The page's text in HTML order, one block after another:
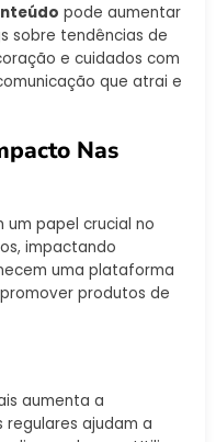
pode aumentar
sobre tendências de
e cuidados com
que atrai e
Nas
um papel crucial no
impactando
uma plataforma
produtos de
aumenta a
regulares ajudam a